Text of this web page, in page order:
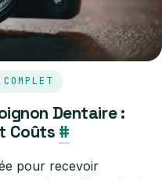
Dentaire :
Coûts #
pour recevoir